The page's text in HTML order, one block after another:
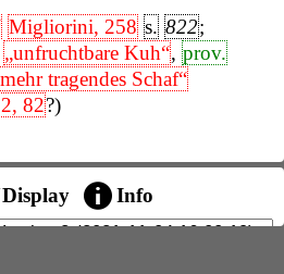
Migliorini, 258 s. 822;
„unfruchtbare Kuh“, prov.
tragendes Schaf“
82?)
Display Info